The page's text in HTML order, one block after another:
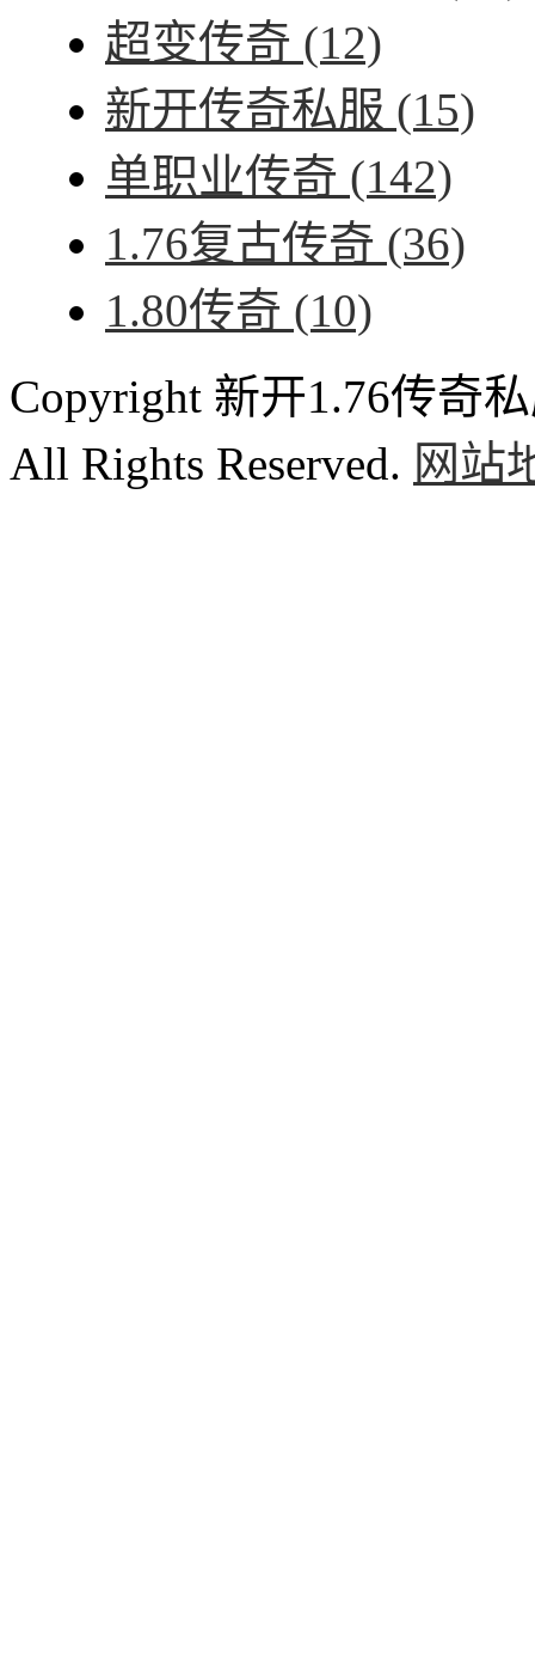
超变传奇 (12)
新开传奇私服 (15)
单职业传奇 (142)
1.76复古传奇 (36)
1.80传奇 (10)
Copyright 新开1.76传奇
All Rights Reserved. 网站